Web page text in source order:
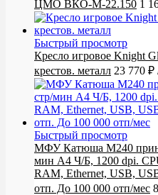
ЦМО ВКО-М-22.150 1
Быстрый просмотр
Кресло игровое Knight
крестов. металл 23 770 ₽
Быстрый просмотр
МФУ Катюша M240
мин А4 Ч/Б, 1200 dpi.
RAM, Ethernet, USB,
отп. До 100 000 отп/мес